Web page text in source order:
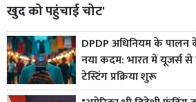
खुद को पहुंचाई चोट'
DPDP अधिनियम के
नया कदम: भारत में यूजर्स से
टेस्टिंग प्रक्रिया शुरू